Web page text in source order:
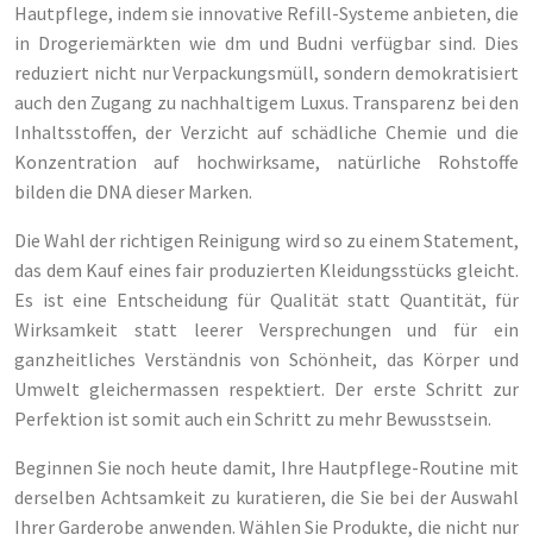
Hautpflege, indem sie innovative Refill-Systeme anbieten, die
in Drogeriemärkten wie dm und Budni verfügbar sind. Dies
reduziert nicht nur Verpackungsmüll, sondern demokratisiert
auch den Zugang zu nachhaltigem Luxus. Transparenz bei den
Inhaltsstoffen, der Verzicht auf schädliche Chemie und die
Konzentration auf hochwirksame, natürliche Rohstoffe
bilden die DNA dieser Marken.
Die Wahl der richtigen Reinigung wird so zu einem Statement,
das dem Kauf eines fair produzierten Kleidungsstücks gleicht.
Es ist eine Entscheidung für Qualität statt Quantität, für
Wirksamkeit statt leerer Versprechungen und für ein
ganzheitliches Verständnis von Schönheit, das Körper und
Umwelt gleichermassen respektiert. Der erste Schritt zur
Perfektion ist somit auch ein Schritt zu mehr Bewusstsein.
Beginnen Sie noch heute damit, Ihre Hautpflege-Routine mit
derselben Achtsamkeit zu kuratieren, die Sie bei der Auswahl
Ihrer Garderobe anwenden. Wählen Sie Produkte, die nicht nur